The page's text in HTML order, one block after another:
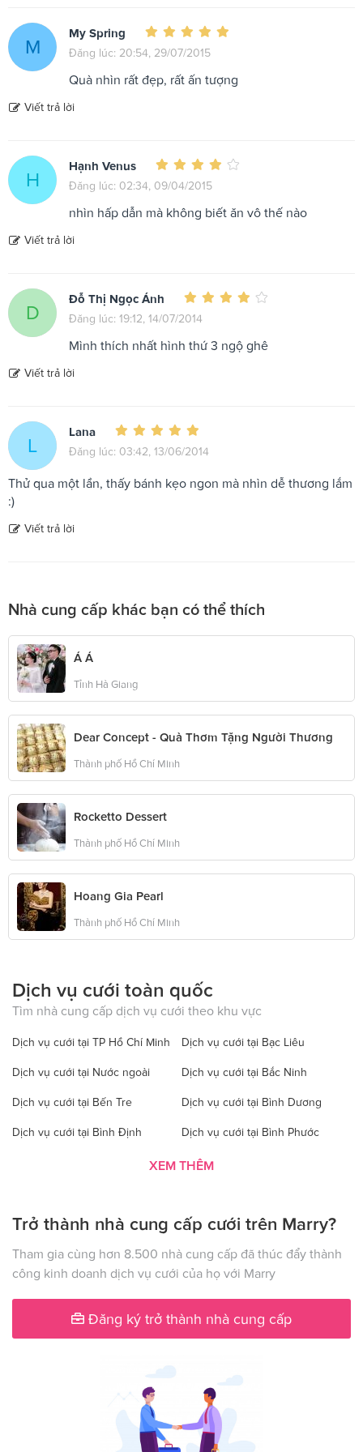
M
My Spring
Đăng lúc: 20:54, 29/07/2015
Quà nhìn rất đẹp, rất ấn tượng
Viết trả lời
H
Hạnh Venus
Đăng lúc: 02:34, 09/04/2015
nhìn hấp dẫn mà không biết ăn vô thế nào
Viết trả lời
D
Đỗ Thị Ngọc Ánh
Đăng lúc: 19:12, 14/07/2014
Mình thích nhất hình thứ 3 ngộ ghê
Viết trả lời
L
Lana
Đăng lúc: 03:42, 13/06/2014
Thử qua một lần, thấy bánh kẹo ngon mà nhìn dễ thương lắm
:)
Viết trả lời
Nhà cung cấp khác bạn có thể thích
Á Á
Tỉnh Hà Giang
Dear Concept - Quà Thơm Tặng Người Thương
Thành phố Hồ Chí Minh
Rocketto Dessert
Thành phố Hồ Chí Minh
Hoang Gia Pearl
Thành phố Hồ Chí Minh
Dịch vụ cưới toàn quốc
Tìm nhà cung cấp dịch vụ cưới theo khu vực
Dịch vụ cưới tại TP Hồ Chí Minh Dịch vụ cưới tại Bạc Liêu
Dịch vụ cưới tại Nước ngoài Dịch vụ cưới tại Bắc Ninh
Dịch vụ cưới tại Bến Tre Dịch vụ cưới tại Bình Dương
Dịch vụ cưới tại Bình Định Dịch vụ cưới tại Bình Phước
Dịch vụ cưới tại Bình Thuận Dịch vụ cưới tại Cà Mau
Dịch vụ cưới tại Hà Nội Dịch vụ cưới tại Đăk Nông
Dịch vụ cưới tại Điện Biên Dịch vụ cưới tại Đồng Nai
Dịch vụ cưới tại Đồng Tháp Dịch vụ cưới tại Gia Lai
Dịch vụ cưới tại Hà Giang Dịch vụ cưới tại Hà Nam
Dịch vụ cưới tại Hà Tây Dịch vụ cưới tại Hà Tĩnh
Dịch vụ cưới tại Hậu Giang Dịch vụ cưới tại Hòa Bình
Dịch vụ cưới tại Hưng Yên Dịch vụ cưới tại Khánh Hòa
XEM THÊM
Trở thành nhà cung cấp cưới trên Marry?
Tham gia cùng hơn 8.500 nhà cung cấp đã thúc đẩy thành
công kinh doanh dịch vụ cưới của họ với Marry
Đăng ký trở thành nhà cung cấp